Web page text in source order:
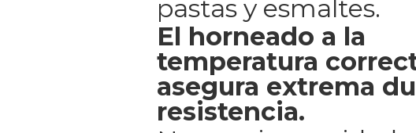
pastas y esmaltes.
El horneado a la
temperatura
asegura extrema
resistencia.